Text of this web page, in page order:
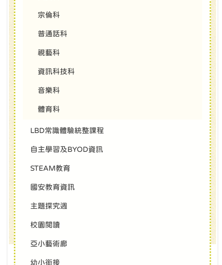
宗倫科
普通話科
視藝科
資訊科技科
音樂科
體育科
LBD常識體驗統整課程
自主學習及BYOD資訊
STEAM教育
國安教育資訊
主題探究週
校園閱讀
亞小藝術廊
幼小銜接